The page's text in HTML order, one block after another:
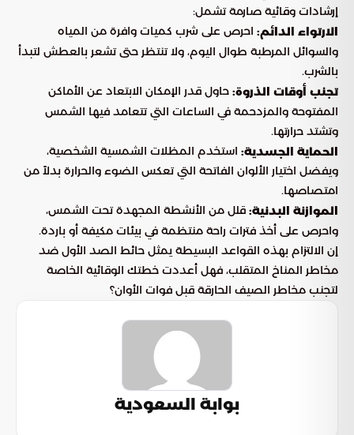
إرشادات وقائية صارمة تشمل:
الارتواء الدائم: احرص على شرب كميات وافرة من المياه
والسوائل المرطبة طوال اليوم، ولا تنتظر حتى تشعر بالعطش لتبدأ
بالشرب.
تجنب أوقات الذروة: حاول قدر الإمكان الابتعاد عن الأماكن
المفتوحة والمزدحمة في الساعات التي تتعامد فيها الشمس
وتشتد حرارتها.
الحماية الجسدية: استخدم المظلات الشمسية الشخصية،
ويفضل اختيار الألوان الفاتحة التي تعكس الضوء والحرارة بدلاً من
امتصاصها.
الموازنة البدنية: قلل من الأنشطة المجهدة تحت الشمس،
واحرص على أخذ فترات راحة منتظمة في بيئات مكيفة أو باردة.
إن الالتزام بهذه القواعد البسيطة يمثل حائط الصد الأول ضد
مخاطر المناخ المتقلب، فهل أعددت خطتك الوقائية الخاصة
لتجنب مخاطر الصيف الحارقة قبل فوات الأوان؟
بوابة السعودية